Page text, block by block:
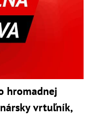
hromadnej
vrtuľník,